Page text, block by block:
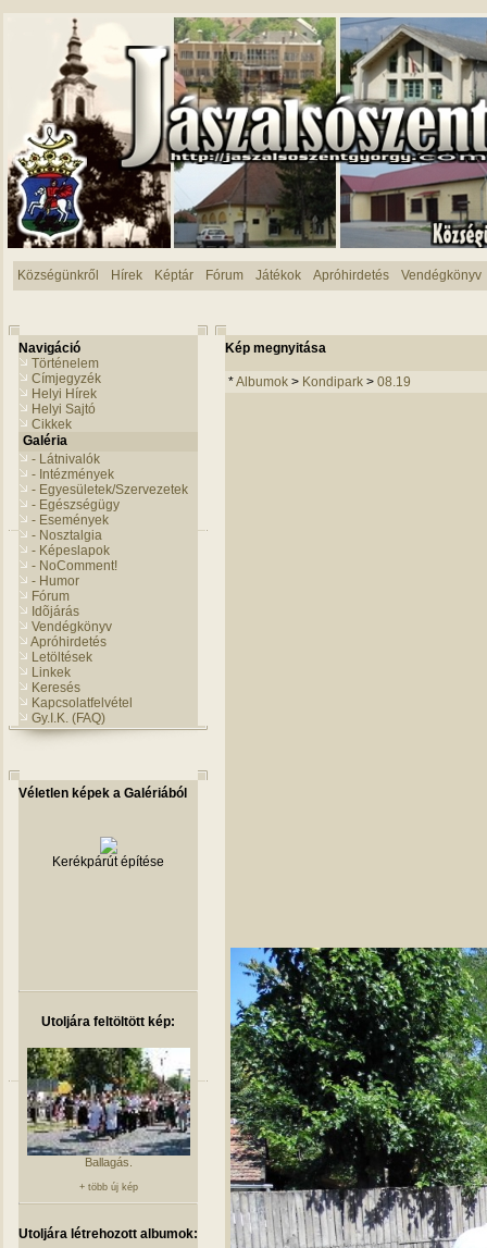
Községünkről Hírek Képtár Fórum Játékok Apróhirdetés Vendégkönyv
Navigáció
Történelem
Címjegyzék
Helyi Hírek
Helyi Sajtó
Cikkek
Galéria
- Látnivalók
- Intézmények
- Egyesületek/Szervezetek
- Egészségügy
- Események
- Nosztalgia
- Képeslapok
- NoComment!
- Humor
Fórum
Idõjárás
Vendégkönyv
Apróhirdetés
Letöltések
Linkek
Keresés
Kapcsolatfelvétel
Gy.I.K. (FAQ)
Véletlen képek a Galériából
Kerékpárút építése
Utoljára feltöltött kép:
Ballagás.
+ több új kép
Utoljára létrehozott albumok:
Kép megnyitása
*Albumok > Kondipark > 08.19